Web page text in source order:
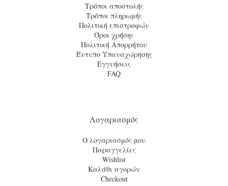
Τρόποι αποστολής
Τρόποι πληρωμής
Πολιτική επιστροφών
Όροι χρήσης
Πολιτική Απορρήτου
Έντυπο Υπαναχώρησης
Εγγυήσεις
FAQ
Λογαριασμός
Ο λογαριασμός μου
Παραγγελίες
Wishlist
Καλάθι αγορών
Checkout